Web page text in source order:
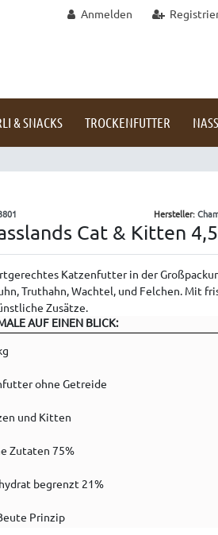
Anmelden
& SNACKS TROCKENFUTTER
Hersteller:
Cat & Kitten
Katzenfutter in der
Truthahn, Wachtel, und Felchen. Mit
Zusätze.
AUF EINEN BLICK:
ohne Getreide
und Kitten
Zutaten 75%
begrenzt 21%
Prinzip